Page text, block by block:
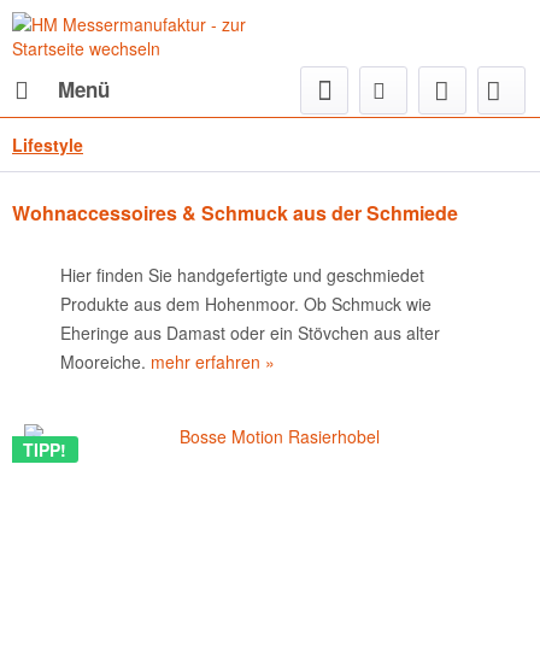
Menü
Lifestyle
Wohnaccessoires & Schmuck aus der Schmiede
Hier finden Sie handgefertigte und geschmiedet
Produkte aus dem Hohenmoor. Ob Schmuck wie
Eheringe aus Damast oder ein Stövchen aus alter
Mooreiche. mehr erfahren »
TIPP!